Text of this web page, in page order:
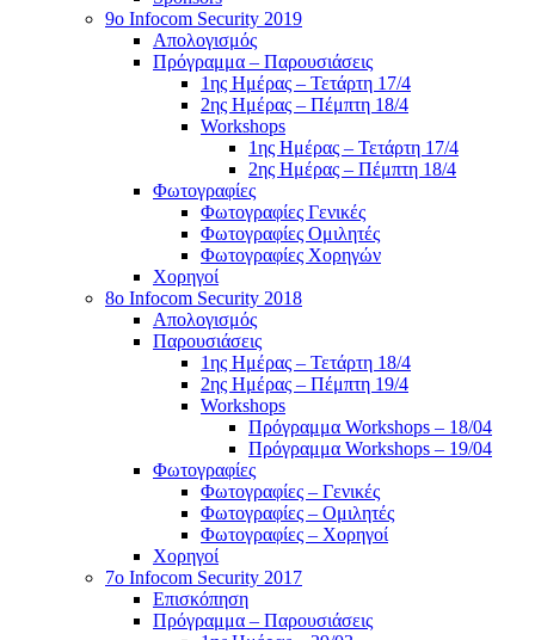
9ο Infocom Security 2019
Απολογισμός
Πρόγραμμα – Παρουσιάσεις
1ης Ημέρας – Τετάρτη 17/4
2ης Ημέρας – Πέμπτη 18/4
Workshops
1ης Ημέρας – Τετάρτη 17/4
2ης Ημέρας – Πέμπτη 18/4
Φωτογραφίες
Φωτογραφίες Γενικές
Φωτογραφίες Ομιλητές
Φωτογραφίες Χορηγών
Χορηγοί
8ο Infocom Security 2018
Απολογισμός
Παρουσιάσεις
1ης Ημέρας – Τετάρτη 18/4
2ης Ημέρας – Πέμπτη 19/4
Workshops
Πρόγραμμα Workshops – 18/04
Πρόγραμμα Workshops – 19/04
Φωτογραφίες
Φωτογραφίες – Γενικές
Φωτογραφίες – Ομιλητές
Φωτογραφίες – Χορηγοί
Χορηγοί
7o Infocom Security 2017
Επισκόπηση
Πρόγραμμα – Παρουσιάσεις